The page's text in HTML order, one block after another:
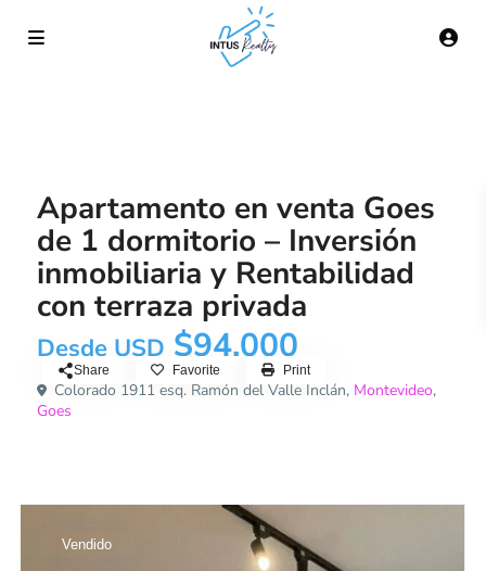
Apartamento en venta Goes
de 1 dormitorio – Inversión
inmobiliaria y Rentabilidad
con terraza privada
Desde USD $94.000
Colorado 1911 esq. Ramón del Valle Inclán, Montevideo,
Goes
Share Favorite Print
Vendido